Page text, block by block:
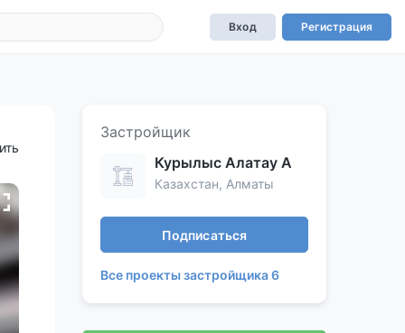
Вход Регистрация
Застройщик
Курылыс Алатау А
Казахстан, Алматы
Подписаться
Все проекты застройщика 6